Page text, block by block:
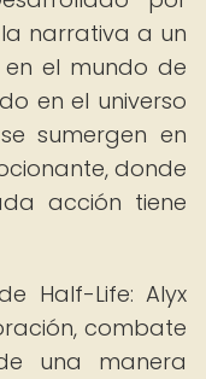
narrativa a un
el mundo de
en el universo
sumergen en
donde
acción tiene
Half-Life: Alyx
combate
una manera